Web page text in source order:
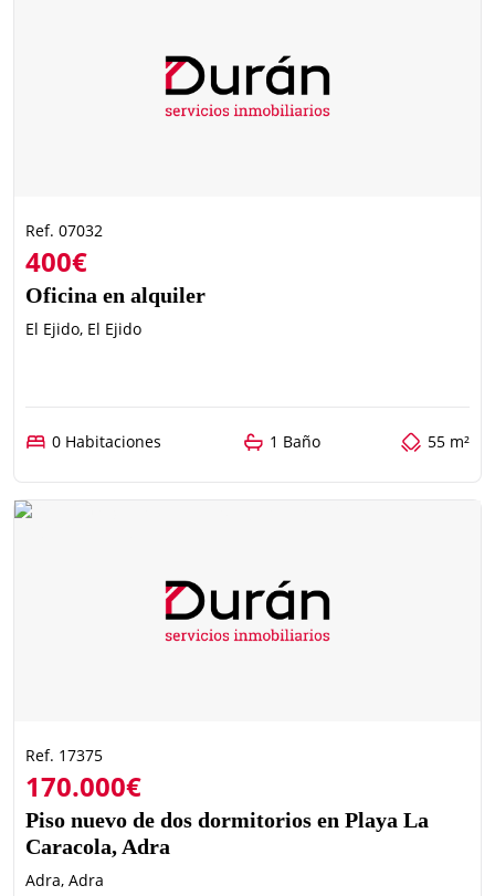
Ref. 07032
400€
Oficina en alquiler
El Ejido, El Ejido
0 Habitaciones 1 Baño 55 m²
Ref. 17375
170.000€
Piso nuevo de dos dormitorios en Playa La
Caracola, Adra
Adra, Adra